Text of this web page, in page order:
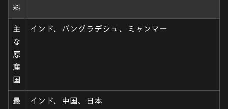
料
主
な
原
産
国
インド、バングラデシュ、ミャンマー
最
インド、中国、日本